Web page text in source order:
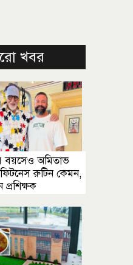
খবর
বয়সেও অমিতাভ
রুটিন কেমন,
প্রশিক্ষক